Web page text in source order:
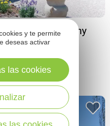
Moser-Brétigny
y te permite
deseas activar
las cookies